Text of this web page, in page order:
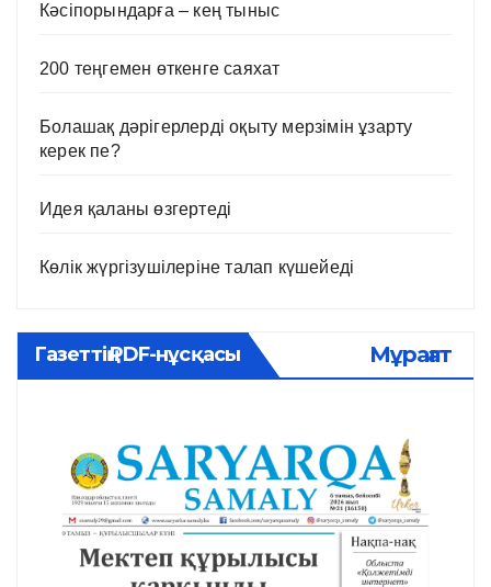
Кәсіпорындарға – кең тыныс
200 теңгемен өткенге саяхат
Болашақ дәрігерлерді оқыту мерзімін ұзарту
керек пе?
Идея қаланы өзгертеді
Көлік жүргізушілеріне талап күшейеді
Газеттің PDF-нұсқасы Мұрағат